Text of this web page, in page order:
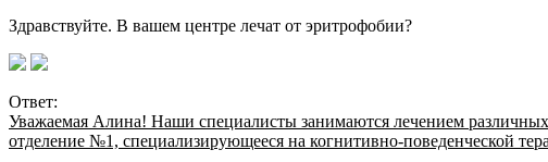
Здравствуйте. В вашем центре лечат от эритрофобии?
Ответ:
Уважаемая Алина! Наши специалисты занимаются лечением
отделение №1, специализирующееся на когнитивно-поведенческой